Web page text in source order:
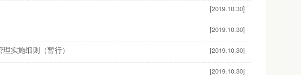
[2019.10.30]
[2019.10.30]
实施细则（暂行） [2019.10.30]
[2019.10.30]